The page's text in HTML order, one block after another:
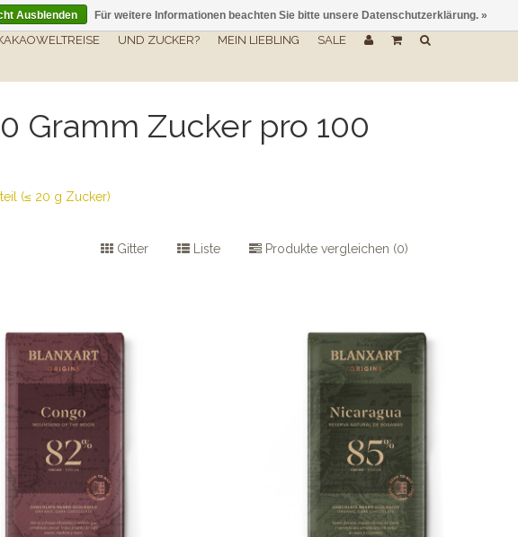
UND ZUCKER? MEIN LIEBLING SALE
Gramm Zucker pro 100
(≤ 20 g Zucker)
Gitter Liste Produkte vergleichen (0)
Ausblenden Für weitere Informationen beachten Sie bitte unsere Datenschutzerklärung. »